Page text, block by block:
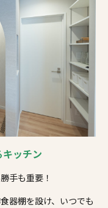
ッチン
手も重要！
器棚を設け、いつでも